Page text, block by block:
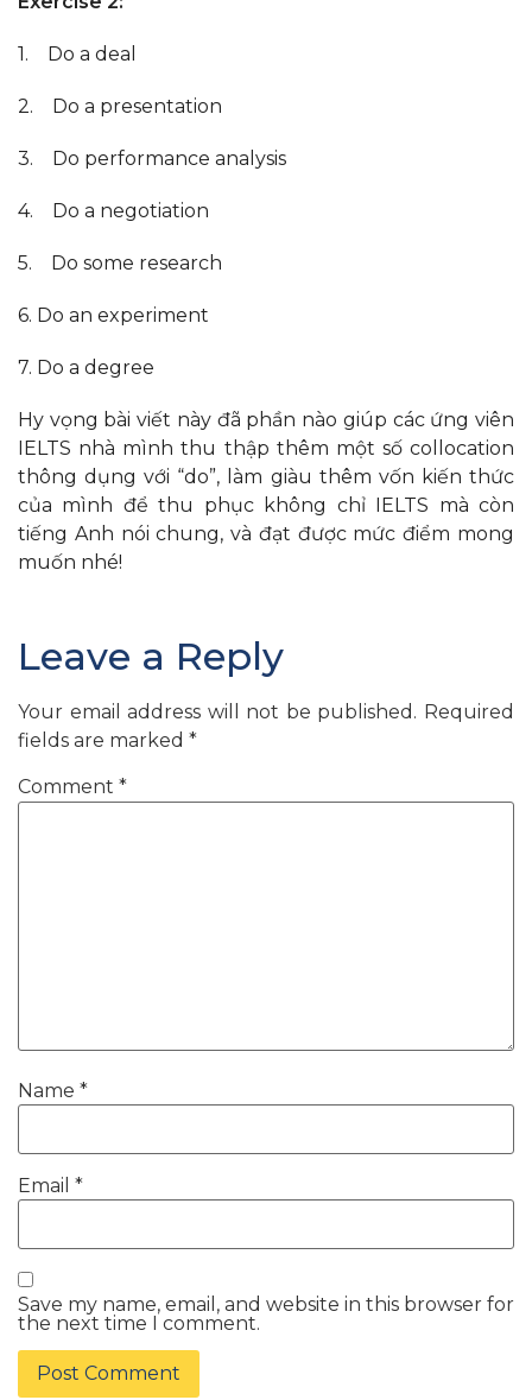
1. Do a deal
2. Do a presentation
3. Do performance analysis
4. Do a negotiation
5. Do some research
6. Do an experiment
7. Do a degree
Hy vọng bài viết này đã phần nào giúp các ứng viên
IELTS nhà mình thu thập thêm một số collocation
thông dụng với “do”, làm giàu thêm vốn kiến thức
của mình để thu phục không chỉ IELTS mà còn
tiếng Anh nói chung, và đạt được mức điểm mong
muốn nhé!
Leave a Reply
Your email address will not be published. Required
fields are marked *
Comment *
Name *
Email *
Save my name, email, and website in this browser for
the next time I comment.